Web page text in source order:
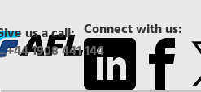
Connect with us:
us a call:
+44 1908 441 144